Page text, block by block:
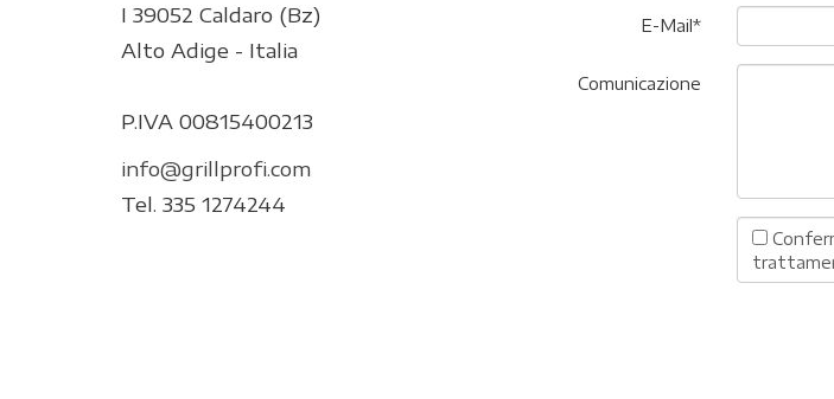
I 39052 Caldaro (Bz)
Alto Adige - Italia
P.IVA 00815400213
info@grillprofi.com
Tel. 335 1274244
E-Mail*
Comunicazione